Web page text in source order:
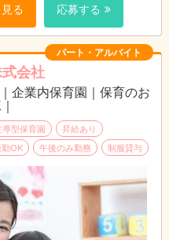
もと子どもの自然なかかわ
がら、協力し合う「育ち合
台又は長津田駅周辺の系列保
る 応募する
パート・アルバイト
会社
企業内保育園｜保育のお
型保育園
昇給あり
OK 午後のみ勤務 制服貸与